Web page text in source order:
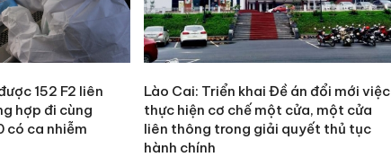
152 F2 liên
hợp đi cùng
có ca nhiễm
Lào Cai: Triển khai Đề án đổi mới việc
thực hiện cơ chế một cửa, một cửa
liên thông trong giải quyết thủ tục
hành chính